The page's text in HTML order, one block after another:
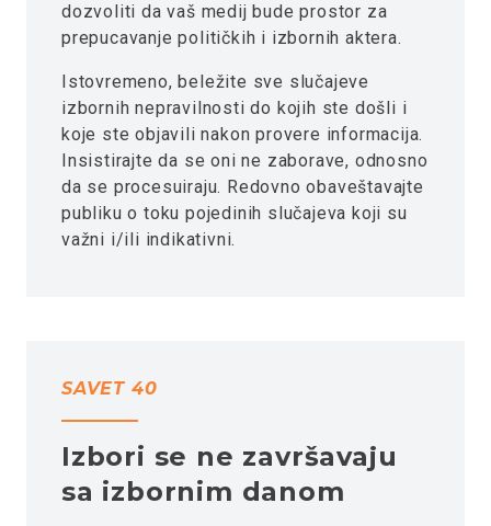
dozvoliti da vaš medij bude prostor za
prepucavanje političkih i izbornih aktera.
Istovremeno, beležite sve slučajeve
izbornih nepravilnosti do kojih ste došli i
koje ste objavili nakon provere informacija.
Insistirajte da se oni ne zaborave, odnosno
da se procesuiraju. Redovno obaveštavajte
publiku o toku pojedinih slučajeva koji su
važni i/ili indikativni.
SAVET 40
Izbori se ne završavaju
sa izbornim danom